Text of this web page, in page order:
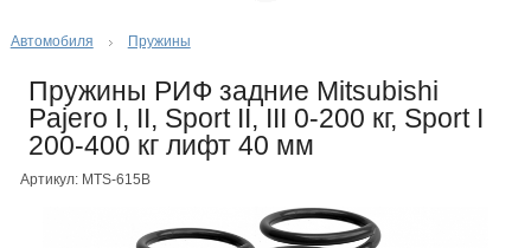
Автомобиля Пружины
Пружины РИФ задние Mitsubishi
Pajero I, II, Sport II, III 0-200 кг, Sport I
200-400 кг лифт 40 мм
Артикул: MTS-615B